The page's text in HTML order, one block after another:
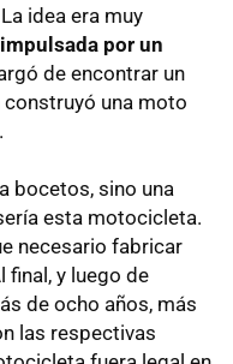
idea era muy
por un
de encontrar un
construyó una moto
bocetos, sino una
esta motocicleta.
necesario fabricar
final, y luego de
de ocho años, más
las respectivas